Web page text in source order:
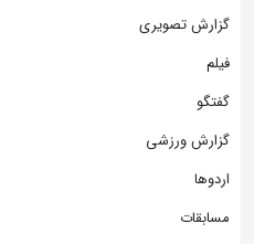
گزارش تصویری
فیلم
گفتگو
گزارش ورزشی
اردوها
مسابقات